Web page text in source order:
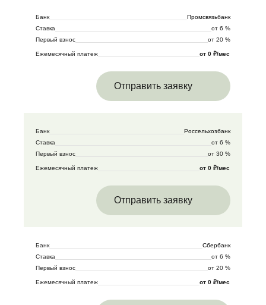
Банк
Промсвязьбанк
Ставка
от 6 %
Первый взнос
от 20 %
Ежемесячный платеж от 0 ₽/мес
Отправить заявку
Банк
Россельхозбанк
Ставка
от 6 %
Первый взнос
от 30 %
Ежемесячный платеж от 0 ₽/мес
Отправить заявку
Банк
Сбербанк
Ставка
от 6 %
Первый взнос
от 20 %
Ежемесячный платеж от 0 ₽/мес